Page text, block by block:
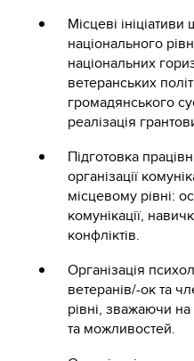
Місцеві
національного
національних
ветеранських
громадянського
реалізація
Підготовка
організації
місцевому рівні:
комунікації,
конфліктів.
Організація
ветеранів/-ок та
рівні, зважаючи на
та можливостей.